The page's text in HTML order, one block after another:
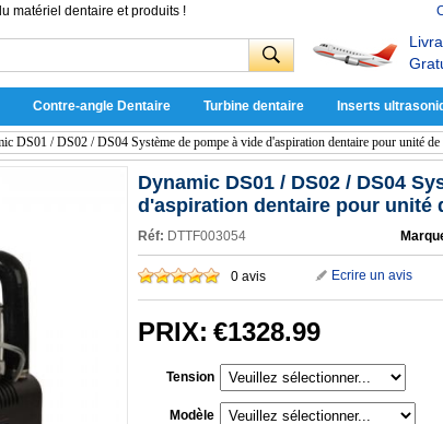
matériel dentaire et produits !
Contre-angle Dentaire Turbine dentaire Inserts
DS01 / DS02 / DS04 Système de pompe à vide d'aspiration dentaire pour unité de
Dynamic DS01 / DS02 / DS04
d'aspiration dentaire pour unité
Réf: DTTF003054
0 avis Ecrire un avis
PRIX: €1328.99
Tension
Modèle